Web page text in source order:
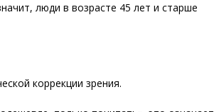
люди в возрасте 45 лет и старше
коррекции зрения.